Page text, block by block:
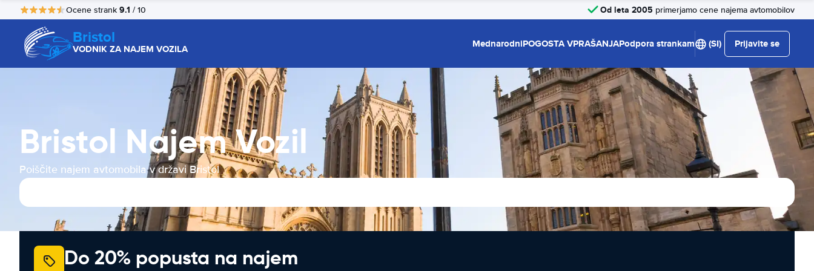
Ocene strank 9.1 / 10 Od leta 2005 primerjamo cene najema avtomobilov
Bristol
VODNIK ZA NAJEM VOZILA MednarodniPOGOSTA VPRAŠANJAPodpora strankam (SI) Prijavite se
Bristol Najem Vozil
Poiščite najem avtomobila v državi Bristol
Do 20% popusta na najem